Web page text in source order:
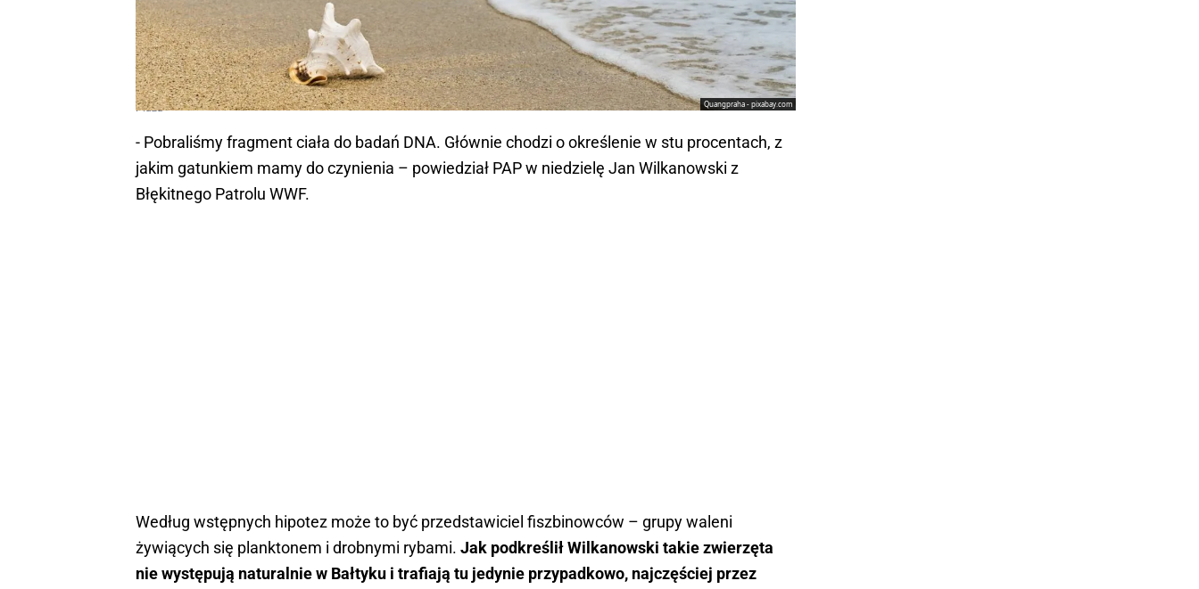
Quangpraha - pixabay.com
Plaża
- Pobraliśmy fragment ciała do badań DNA. Głównie chodzi o określenie w stu procentach, z
jakim gatunkiem mamy do czynienia – powiedział PAP w niedzielę Jan Wilkanowski z
Błękitnego Patrolu WWF.
Według wstępnych hipotez może to być przedstawiciel fiszbinowców – grupy waleni
żywiących się planktonem i drobnymi rybami. Jak podkreślił Wilkanowski takie zwierzęta
nie występują naturalnie w Bałtyku i trafiają tu jedynie przypadkowo, najczęściej przez